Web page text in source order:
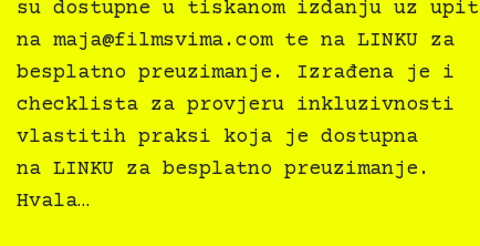
su dostupne u tiskanom izdanju uz upit
na maja@filmsvima.comte na LINKU za
besplatno preuzimanje. Izrađena je i
checklista za provjeru inkluzivnosti
vlastitih praksi koja je dostupna
na LINKU za besplatno preuzimanje.
Hvala…